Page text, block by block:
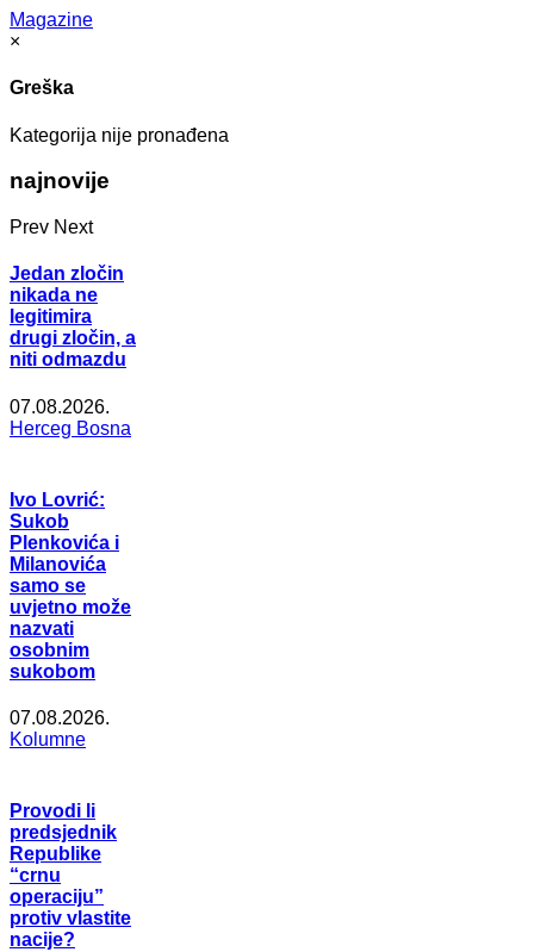
Magazine
×
Greška
Kategorija nije pronađena
najnovije
Prev Next
Jedan zločin
nikada ne
legitimira
drugi zločin, a
niti odmazdu
07.08.2026.
Herceg Bosna
Ivo Lovrić:
Sukob
Plenkovića i
Milanovića
samo se
uvjetno može
nazvati
osobnim
sukobom
07.08.2026.
Kolumne
Provodi li
predsjednik
Republike
“crnu
operaciju”
protiv vlastite
nacije?